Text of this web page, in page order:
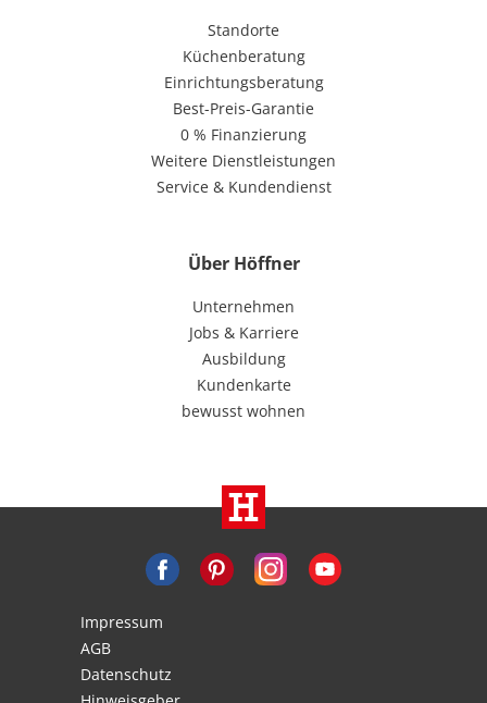
Standorte
Küchenberatung
Einrichtungsberatung
Best-Preis-Garantie
0 % Finanzierung
Weitere Dienstleistungen
Service & Kundendienst
Über Höffner
Unternehmen
Jobs & Karriere
Ausbildung
Kundenkarte
bewusst wohnen
Impressum
AGB
Datenschutz